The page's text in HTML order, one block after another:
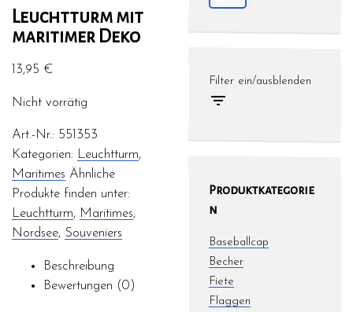
Leuchtturm mit
maritimer Deko
13,95 €
Nicht vorrätig
Art.-Nr.: 551353
Kategorien: Leuchtturm,
Maritimes Ähnliche
Produkte finden unter:
Leuchtturm, Maritimes,
Nordsee, Souveniers
Beschreibung
Bewertungen (0)
Filter ein/ausblenden

Produktkategorie
n
Baseballcap
Becher
Fiete
Flaggen